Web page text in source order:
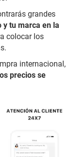
grandes
tu marca en la
colocar los
internacional,
los precios se